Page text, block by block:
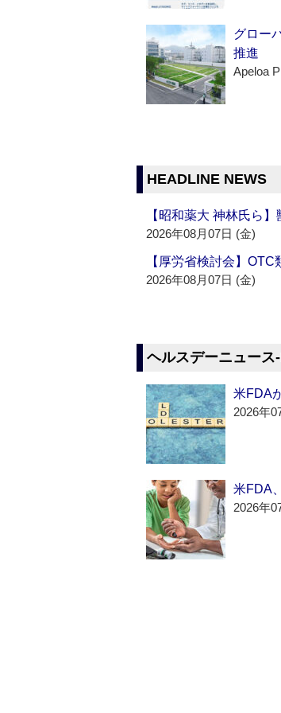
グロー
推進
Apeloa
HEADLINE NEWS
【昭和薬大 神林氏ら
2026年08月07日 (金)
【厚労省検討会】
2026年08月07日 (金)
ヘルスデーニュース
米FDA
2026年
米FDA
2026年